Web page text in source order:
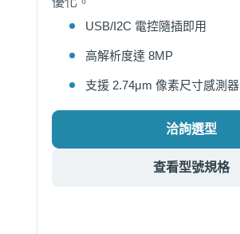
USB/I2C 電控隨插即用
高解析度達 8MP
支援 2.74μm 像素尺寸感測器
洽詢選型
查看型號規格